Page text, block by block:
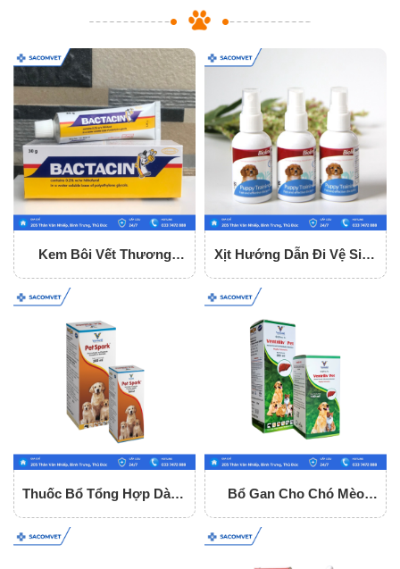
Kem Bôi Vết Thương
Xịt Hướng Dẫn Đi Vệ Sinh
Thuốc Bổ Tổng Hợp Dành
Bổ Gan Cho Chó Mèo